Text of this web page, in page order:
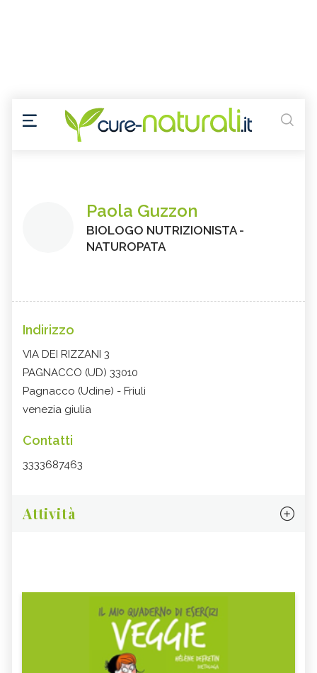
Paola Guzzon
BIOLOGO NUTRIZIONISTA -
NATUROPATA
Indirizzo
VIA DEI RIZZANI 3
PAGNACCO (UD) 33010
Pagnacco (Udine) - Friuli
venezia giulia
Contatti
3333687463
Attività